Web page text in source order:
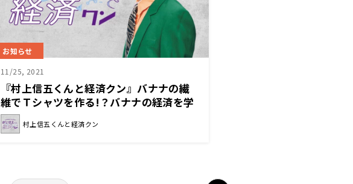
お知らせ
11/25, 2021
『村上信五くんと経済クン』バナナの繊
維でＴシャツを作る!？バナナの経済を学
ぶ！
村上信五くんと経済クン